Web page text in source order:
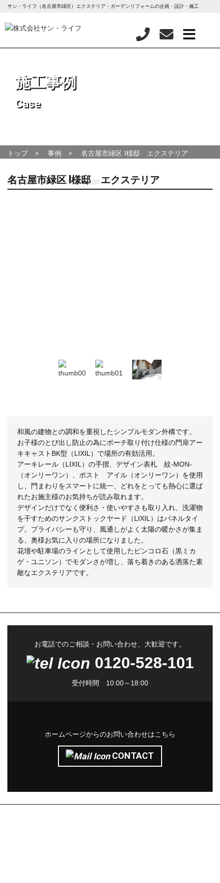
サン・ライフ（名古屋市緑区）エクステリア・ガーデンリフォームの企画・設計・施工
施工事例
Case
トップ 事例 名古屋市緑区 I様邸 エクステリア
名古屋市緑区 I様邸 エクステリア
和風の建物との調和を重視したシンプルモダン外構です。
お子様のとび出し防止の為にポーチ取り付け仕様の門扉アー
キキャストBK型（LIXIL）で場所の有効活用。
アーキレール（LIXIL）の手摺、デザイン表札 紋-MON-
（オンリーワン）、ポスト アイル（オンリーワン）を使用
し、門まわりをスマートに統一、どれをとっても熱心に選ば
れたお施主様のお気持ちが読み取れます。
デザインだけでなく便利さ・使いやすさも取り入れ、洗濯物
を干すためのサンクストックヤード（LIXIL）はパネルタイ
プ。プライバシーも守り、風通しがよく太陽の暖かさが集ま
る、奥様お気に入りの場所になりました。
花壇や駐車場のラインとして使用したピンコロ石（黒ミカ
ゲ・ユニソン）でモダンさが増し、落ち着きのある洒落た素
敵なエクステリアです。
お電話でのご相談・お問い合わせ、大歓迎です。
0120-528-101
受付時間 10:00～18:00
ホームページからのお問い合わせはこちら
CONTACT